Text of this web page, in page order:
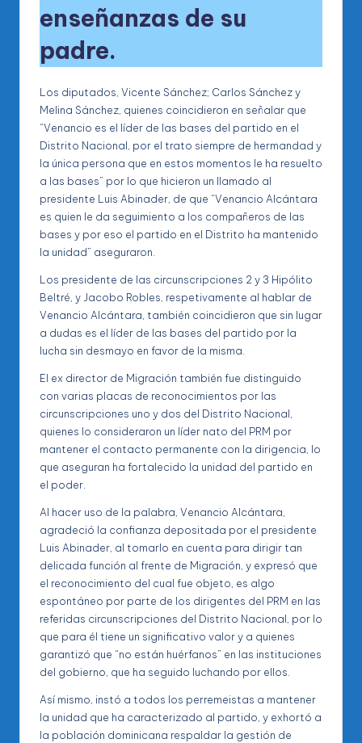
enseñanzas de su
padre.
Los diputados, Vicente Sánchez; Carlos Sánchez y
Melina Sánchez, quienes coincidieron en señalar que
“Venancio es el líder de las bases del partido en el
Distrito Nacional, por el trato siempre de hermandad y
la única persona que en estos momentos le ha resuelto
a las bases” por lo que hicieron un llamado al
presidente Luis Abinader, de que “Venancio Alcántara
es quien le da seguimiento a los compañeros de las
bases y por eso el partido en el Distrito ha mantenido
la unidad” aseguraron.
Los presidente de las circunscripciones 2 y 3 Hipólito
Beltré, y Jacobo Robles, respetivamente al hablar de
Venancio Alcántara, también coincidieron que sin lugar
a dudas es el líder de las bases del partido por la
lucha sin desmayo en favor de la misma.
El ex director de Migración también fue distinguido
con varias placas de reconocimientos por las
circunscripciones uno y dos del Distrito Nacional,
quienes lo consideraron un líder nato del PRM por
mantener el contacto permanente con la dirigencia, lo
que aseguran ha fortalecido la unidad del partido en
el poder.
Al hacer uso de la palabra, Venancio Alcántara,
agradeció la confianza depositada por el presidente
Luis Abinader, al tomarlo en cuenta para dirigir tan
delicada función al frente de Migración, y expresó que
el reconocimiento del cual fue objeto, es algo
espontáneo por parte de los dirigentes del PRM en las
referidas circunscripciones del Distrito Nacional, por lo
que para él tiene un significativo valor y a quienes
garantizó que “no están huérfanos” en las instituciones
del gobierno, que ha seguido luchando por ellos.
Así mismo, instó a todos los perremeistas a mantener
la unidad que ha caracterizado al partido, y exhortó a
la población dominicana respaldar la gestión de